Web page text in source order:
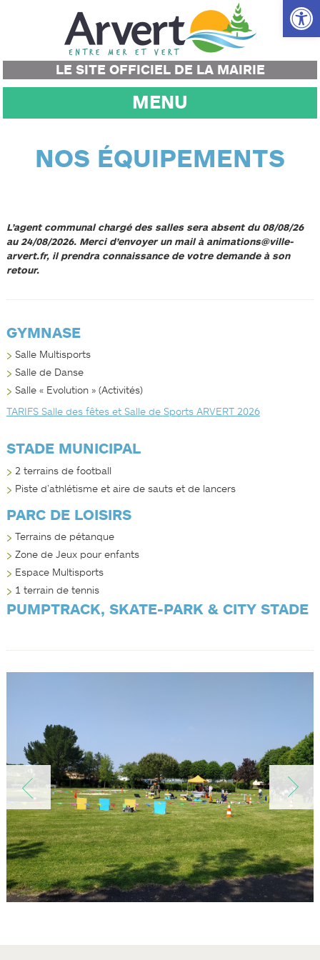
Ouvrir
LE SITE OFFICIEL DE LA MAIRIE
MENU
NOS ÉQUIPEMENTS
L’agent communal chargé des salles sera absent du 08/08/26
au 24/08/2026. Merci d’envoyer un mail à animations@ville-
arvert.fr, il prendra connaissance de votre demande à son
retour.
GYMNASE
Salle Multisports
Salle de Danse
Salle « Evolution » (Activités)
TARIFS Salle des fêtes et Salle de Sports ARVERT 2026
STADE MUNICIPAL
2 terrains de football
Piste d’athlétisme et aire de sauts et de lancers
PARC DE LOISIRS
Terrains de pétanque
Zone de Jeux pour enfants
Espace Multisports
1 terrain de tennis
PUMPTRACK, SKATE-PARK & CITY STADE